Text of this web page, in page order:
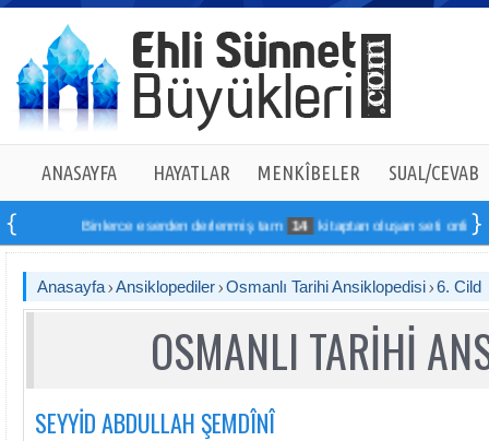
ANASAYFA HAYATLAR MENKÎBELER SUAL/CEVAB
Binlerce eserden derlenmiş tam 14 kitaptan oluşan seti online
Anasayfa Ansiklopediler Osmanlı Tarihi Ansiklopedisi 6. Cild
OSMANLI TARİHİ
SEYYİD ABDULLAH ŞEMDÎNÎ